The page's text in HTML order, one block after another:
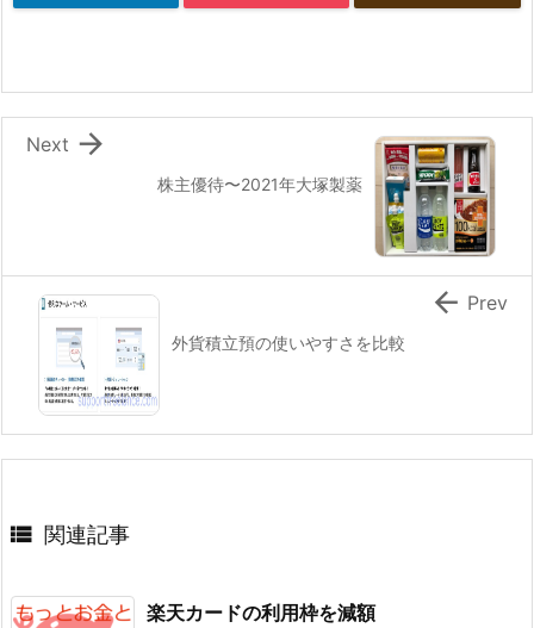
株主優待〜2021年大塚製薬

Next
外貨積立預の使いやすさを比較
 Prev
 関連記事
楽天カードの利用枠を減額